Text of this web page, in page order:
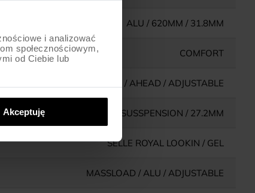
i analizować
społecznościowym,
od Ciebie lub
Akceptuję
ALU / 620MM / 31.8MM
COMFORT
ALU / AHEAD / ADJUSTABLE
ALU / SUSSPENSION / 27.2MM
SELLE ROYAL LOOKIN / GEL
MASSLOAD / ALU / ADJUSTABLE